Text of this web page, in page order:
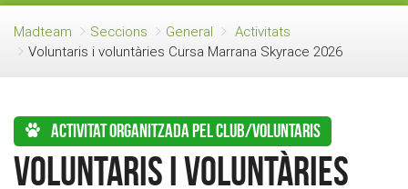
Madteam Seccions General
Activitats
Voluntaris i voluntàries Cursa Marrana Skyrace 2026
Activitat organitzada pel club/voluntaris
Voluntaris i voluntàries